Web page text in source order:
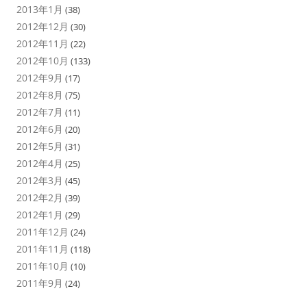
2013年1月 (38)
2012年12月 (30)
2012年11月 (22)
2012年10月 (133)
2012年9月 (17)
2012年8月 (75)
2012年7月 (11)
2012年6月 (20)
2012年5月 (31)
2012年4月 (25)
2012年3月 (45)
2012年2月 (39)
2012年1月 (29)
2011年12月 (24)
2011年11月 (118)
2011年10月 (10)
2011年9月 (24)